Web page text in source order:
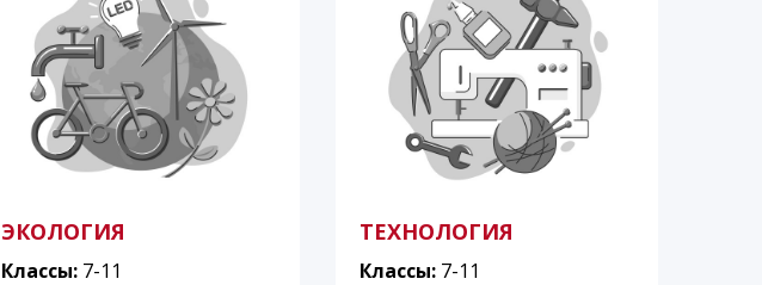
ЭКОЛОГИЯ
Классы: 7-11
ТЕХНОЛОГИЯ
Классы: 7-11